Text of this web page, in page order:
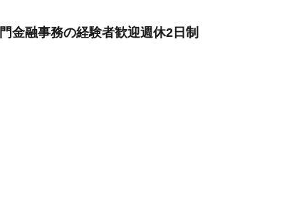
金融事務の経験者歓迎週休2日制